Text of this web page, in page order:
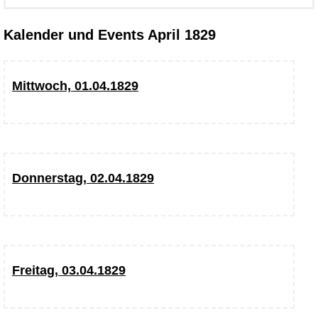
Kalender und Events April 1829
Mittwoch, 01.04.1829
Donnerstag, 02.04.1829
Freitag, 03.04.1829